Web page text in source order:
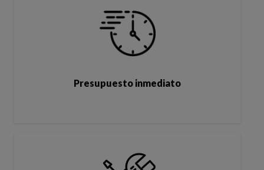
Presupuesto inmediato